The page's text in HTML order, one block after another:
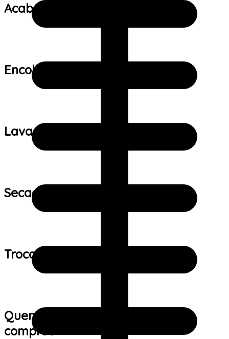
Acabamento:
Encolhimento:
Lavagem:
Secagem:
Trocas e devoluções:
Quem viu este produto também
comprou